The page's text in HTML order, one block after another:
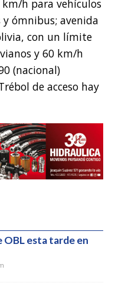
h para vehículos
ómnibus; avenida
con un límite
y 60 km/h
(nacional)
de acceso hay
OBL esta tarde en